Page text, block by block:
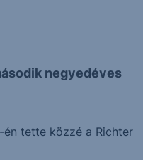
negyedéves
én tette közzé a Richter